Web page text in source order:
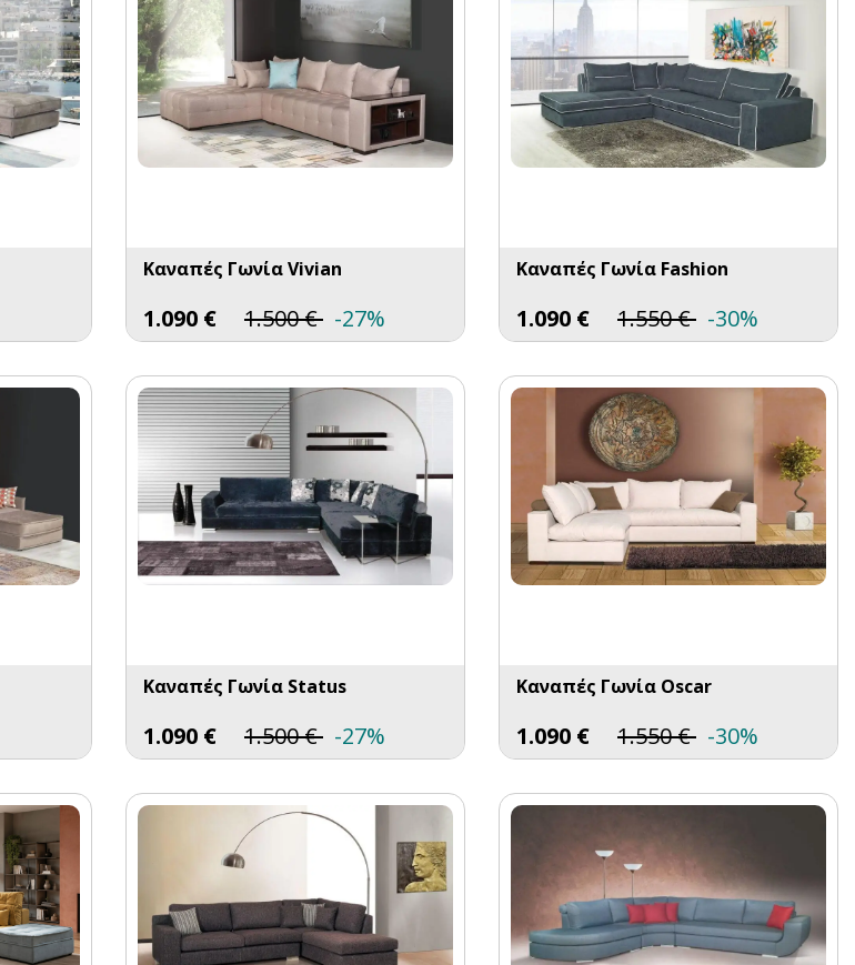
Καναπές Γωνία Vivian
1.090 € 1.500€ -27%
Καναπές Γωνία Fashion
1.090 € 1.550€ -30%
Καναπές Γωνία Status
1.090 € 1.500€ -27%
Καναπές Γωνία Oscar
1.090 € 1.550€ -30%